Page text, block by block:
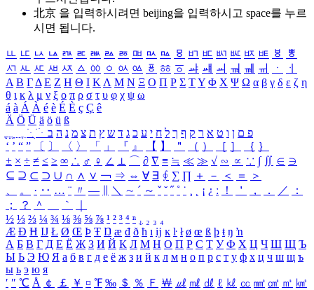
北京 을 입력하시려면 beijing을 입력하시고 space를 누르
시면 됩니다.
ㅥ ㅦ ㅧ ㅨ ㅩ ㅪ ㅫ ㅬ ㅭ ㅮ ㅯ ㅰ ㅱ ㅲ ㅳ ㅴ ㅵ ㅶ ㅷ ㅸ
ㅹ
ㅺ ㅻ ㅼ ㅽ ㅾ ㅿ ㆀ ㆁ ㆂ ㆃ ㆄ ㆅ ㆆ ㆇ ㆈ ㆉ ㆊ ㆋ ㆌ ㆍ
ㆎ
Α Β ΓΔ Ε Ζ Η Θ Ι ΚΛ Μ Ν Ξ Ο Π Ρ Σ ΤΥ Φ Χ Ψ Ω α β γ δ ε ζ η
θ ι κ λ μ ν ξ ο π ρ σ τ υ φ χ ψ ω
á à Á À é è É È ç Ç ê
Ä Ö Ü ä ö ü ß
ִֶֹ ֻּ ׁׂ פ ם ן ו ט א ר ק ף ך ל ח י ע כ ג ד ש ץ ת צ מ נ ה ב
‘ ’ “ ” 〔 〕 〈 〉 「 」 『 』 【 】 ＂ （ ） ［ ］ ｛ ｝
± × ÷ ≠ ≤ ≥ ∞ ∴ ♂ ♀ ∠ ⊥ ⌒ ∂ ∇ ≡ ≒ ≪ ≫ √ ∽ ∝ ∵ ∫ ∬ ∈ ∋
⊆ ⊇ ⊂ ⊃ ∪ ∩ ∧ ∨ ￢ ⇒ ⇔ ∀ ∃ ∮ ∑ ∏ ＋ － ＜ ＝
＞
、
。 · ‥ … ¨ 〃 ― ＼ ∼ ´ ～ ˇ ˘ ˝ ˚ ˙ ¸ ¡ ¿ ː ！ ＇ ， ． ／
：
；
？ ＾ ｀
½ ⅓ ⅔ ¼ ¾ ⅛ ⅜ ⅝ ⅞ ¹ ² ³ ⁴ ⁿ ₁ ₂ ₃ ₄
Æ Ð Ħ Ĳ Ł Ø Œ Þ Ŧ Ŋ æ đ ð ħ ı ĳ ĸ ŀ ł ø œ ß þ ŧ ŋ ŉ
А Б В Г Д Е Ё Ж З И Й К Л М Н О П Р С Т У Ф Х Ц Ч Ш Щ Ъ
Ы Ь Э Ю Я а б в г д е ё ж з и й к л м н о п р с т у ф х ц ч ш щ ъ
ы ь э ю я
′ ″ ℃ Å ￠ ￡ ￥ ¤ ℉ ‰ ＄ ％ Ｆ ￦ ㎕ ㎖ ㎗ ℓ ㎘ ㏄ ㎣ ㎤ ㎥ ㎦